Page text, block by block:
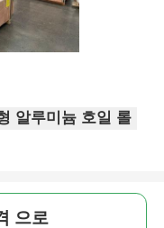
알루미늄 호일 롤
으로